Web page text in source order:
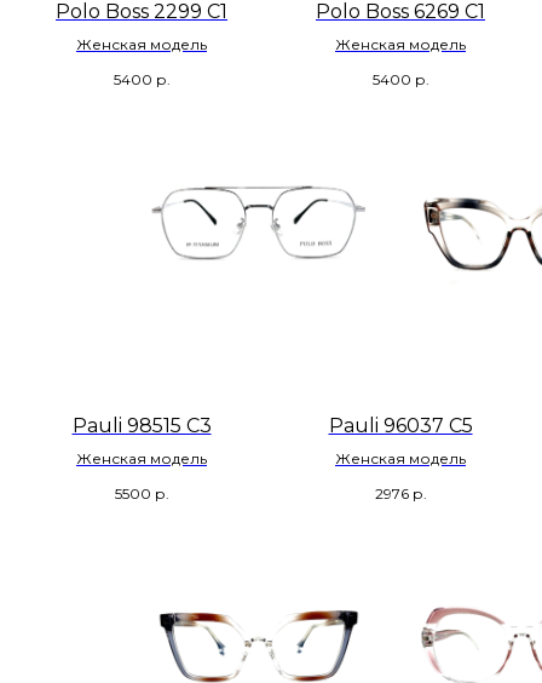
Polo Boss 2299 C1
Женская модель
5400 р.
Polo Boss 6269 C1
Женская модель
5400 р.
Pauli 98515 С3
Женская модель
5500 р.
Pauli 96037 С5
Женская модель
2976 р.